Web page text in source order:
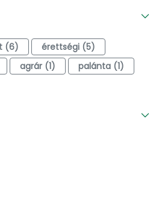
(6)
érettségi (5)
agrár (1)
palánta (1)